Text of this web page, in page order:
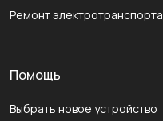
Ремонт электротранспорта
Помощь
Выбрать новое устройство